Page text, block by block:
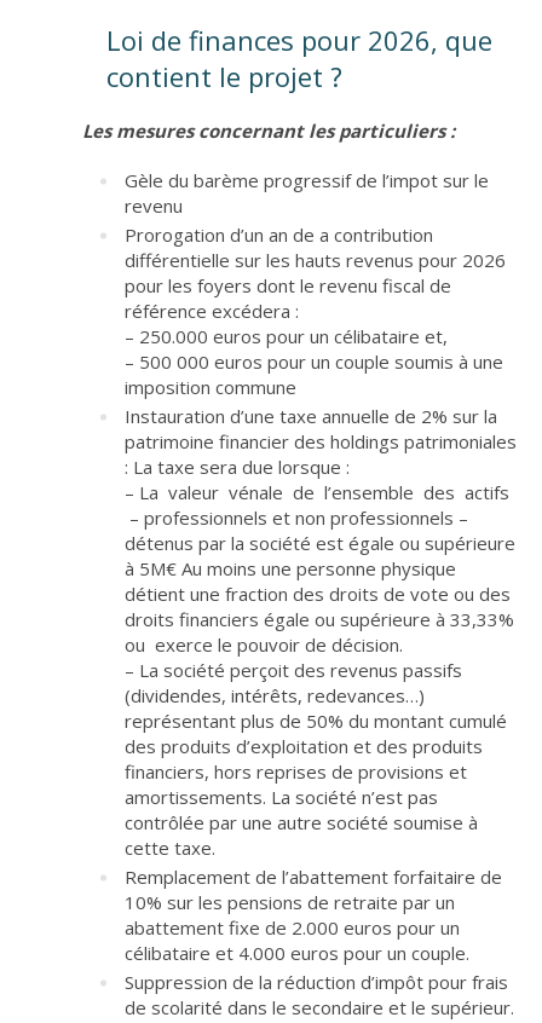
Loi de finances pour 2026, que
contient le projet ?
Les mesures concernant les particuliers :
Gèle du barème progressif de l’impot sur le
revenu
Prorogation d’un an de a contribution
différentielle sur les hauts revenus pour 2026
pour les foyers dont le revenu fiscal de
référence excédera :
– 250.000 euros pour un célibataire et,
– 500 000 euros pour un couple soumis à une
imposition commune
Instauration d’une taxe annuelle de 2% sur la
patrimoine financier des holdings patrimoniales
: La taxe sera due lorsque :
– La valeur vénale de l’ensemble des actifs
– professionnels et non professionnels –
détenus par la société est égale ou supérieure
à 5M€ Au moins une personne physique
détient une fraction des droits de vote ou des
droits financiers égale ou supérieure à 33,33%
ou exerce le pouvoir de décision.
– La société perçoit des revenus passifs
(dividendes, intérêts, redevances…)
représentant plus de 50% du montant cumulé
des produits d’exploitation et des produits
financiers, hors reprises de provisions et
amortissements. La société n’est pas
contrôlée par une autre société soumise à
cette taxe.
Remplacement de l’abattement forfaitaire de
10% sur les pensions de retraite par un
abattement fixe de 2.000 euros pour un
célibataire et 4.000 euros pour un couple.
Suppression de la réduction d’impôt pour frais
de scolarité dans le secondaire et le supérieur.